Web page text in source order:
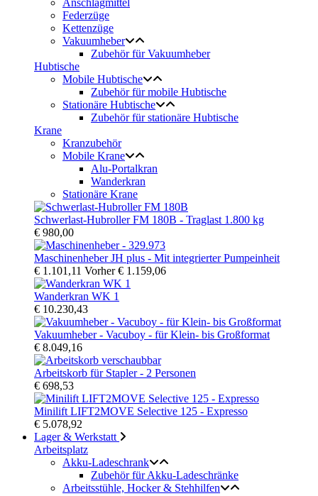
Anschlagmittel
Federzüge
Kettenzüge
Vakuumheber
Zubehör für Vakuumheber
Hubtische
Mobile Hubtische
Zubehör für mobile Hubtische
Stationäre Hubtische
Zubehör für stationäre Hubtische
Krane
Kranzubehör
Mobile Krane
Alu-Portalkran
Wanderkran
Stationäre Krane
Schwerlast-Hubroller FM 180B - Traglast 1.800 kg
€ 980,00
Maschinenheber JH plus - Mit integrierter Pumpeinheit
€ 1.101,11 Vorher€ 1.159,06
Wanderkran WK 1
€ 10.230,43
Vakuumheber - Vacuboy - für Klein- bis Großformat
€ 8.049,16
Arbeitskorb für Stapler - 2 Personen
€ 698,53
Minilift LIFT2MOVE Selective 125 - Expresso
€ 5.078,92
Lager & Werkstatt
Arbeitsplatz
Akku-Ladeschrank
Zubehör für Akku-Ladeschränke
Arbeitsstühle, Hocker & Stehhilfen